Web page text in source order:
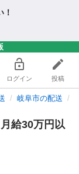
ログイン 投稿
岐阜市の配送
給30万円以